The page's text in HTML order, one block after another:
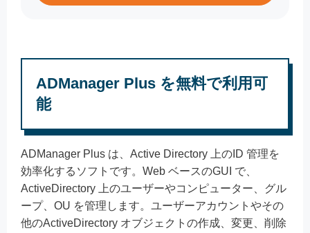
ADManager Plus を無料で利用可
能
ADManager Plus は、Active Directory 上のID 管理を
効率化するソフトです。Web ベースのGUI で、
ActiveDirectory 上のユーザーやコンピューター、グル
ープ、OU を管理します。ユーザーアカウントやその
他のActiveDirectory オブジェクトの作成、変更、削除